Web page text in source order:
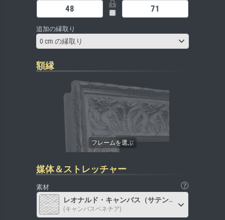
追加の縁取り
0 cm の縁取り
額縁
媒体＆ストレッチャー
素材
レオナルド・キャンバス（サテン）
(キャンバスベネチア)